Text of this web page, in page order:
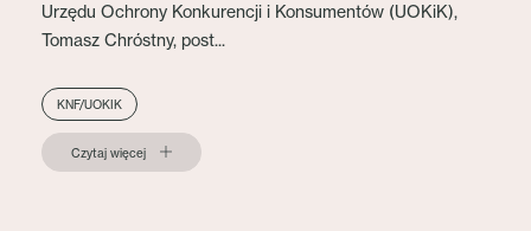
Urzędu Ochrony Konkurencji i Konsumentów (UOKiK),
Tomasz Chróstny, post...
KNF/UOKIK
Czytaj więcej